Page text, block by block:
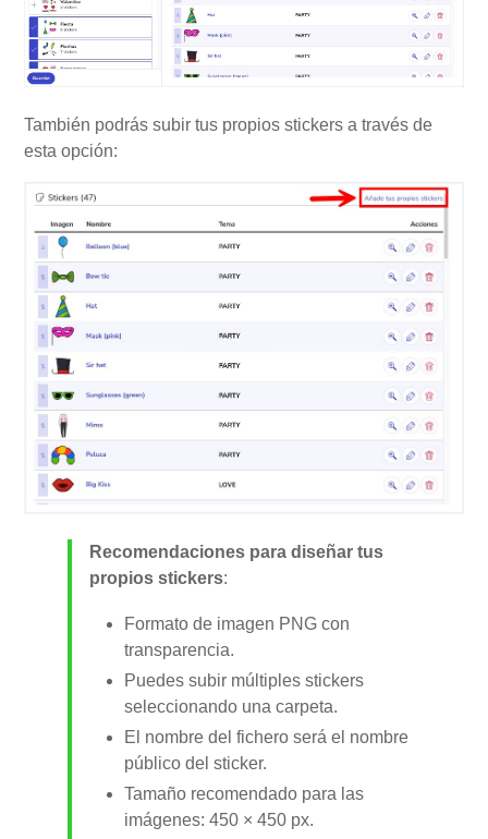
También podrás subir tus propios stickers a través de
esta opción:
Recomendaciones para diseñar tus
propios stickers:
Formato de imagen PNG con
transparencia.
Puedes subir múltiples stickers
seleccionando una carpeta.
El nombre del fichero será el nombre
público del sticker.
Tamaño recomendado para las
imágenes: 450 × 450 px.